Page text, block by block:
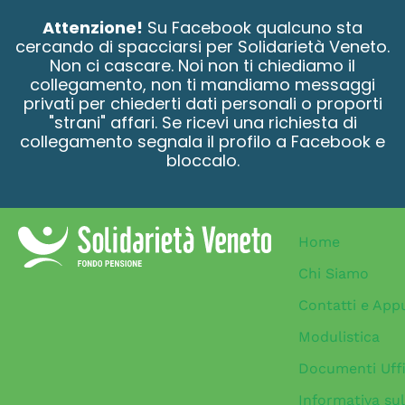
Attenzione! Su Facebook qualcuno sta
cercando di spacciarsi per Solidarietà Veneto.
Non ci cascare. Noi non ti chiediamo il
collegamento, non ti mandiamo messaggi
privati per chiederti dati personali o proporti
"strani" affari. Se ricevi una richiesta di
collegamento segnala il profilo a Facebook e
bloccalo.
Home
Chi Siamo
Contatti e
Modulistica
Documenti
Informativa